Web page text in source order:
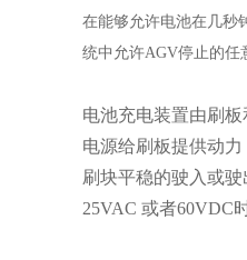
在能够允许电池在几秒
统中允许AGV停止的任
电池充电装置由刷
电源给刷板提供动
刷块平稳的驶入或
25VAC 或者60VDC